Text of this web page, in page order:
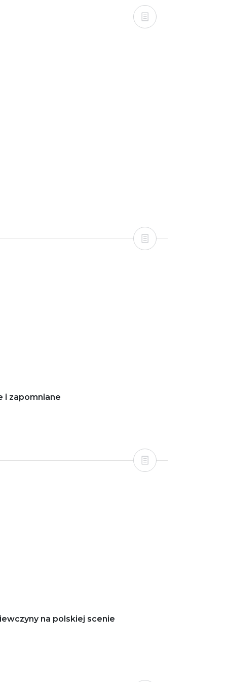
i zapomniane
na polskiej scenie